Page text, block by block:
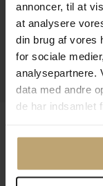
annoncer, til at
at analysere
din brug af vores
for sociale
analysepartnere.
data med andre
de har indsamlet
Åbningstider I
Information
Praktiske Sider